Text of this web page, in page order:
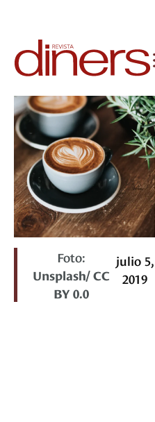
Foto:
Unsplash/ CC
BY 0.0
julio 5,
2019